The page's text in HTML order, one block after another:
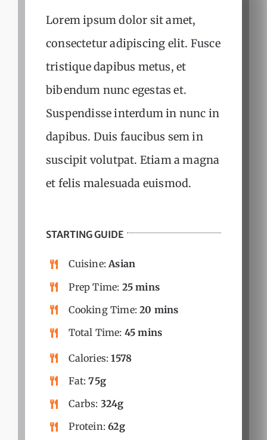
Lorem ipsum dolor sit amet,
consectetur adipiscing elit. Fusce
tristique dapibus metus, et
bibendum nunc egestas et.
Suspendisse interdum in nunc in
dapibus. Duis faucibus sem in
suscipit volutpat. Etiam a magna
et felis malesuada euismod.
STARTING GUIDE
Cuisine:Asian
Prep Time: 25 mins
Cooking Time:20 mins
Total Time: 45 mins
Calories:1578
Fat:75g
Carbs: 324g
Protein:62g